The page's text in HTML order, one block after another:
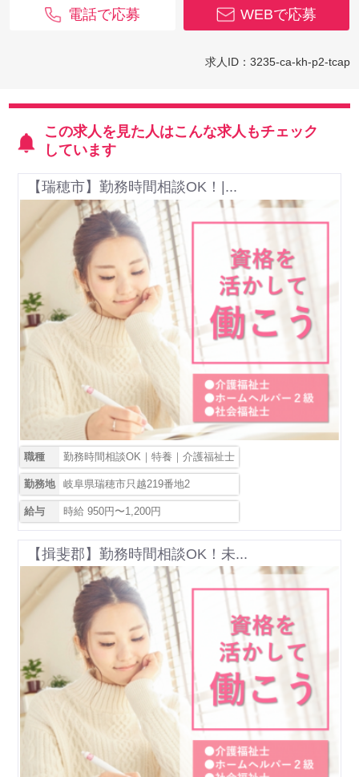
WEBで応募
電話で応募
求人ID：3235-ca-kh-p2-tcap
この求人を見た人はこんな求人もチェック
しています
【瑞穂市】勤務時間相談OK！|...
職種 勤務時間相談OK｜特養｜介護福祉士
勤務地 岐阜県瑞穂市只越219番地2
給与 時給 950円〜1,200円
【揖斐郡】勤務時間相談OK！未...